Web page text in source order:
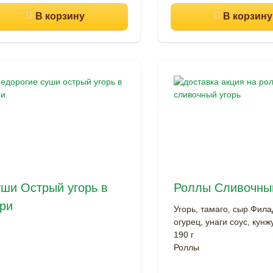
Острый угорь в
Роллы
Угорь, тамаго, сыр
огурец, унаги соус,
190 г
Роллы